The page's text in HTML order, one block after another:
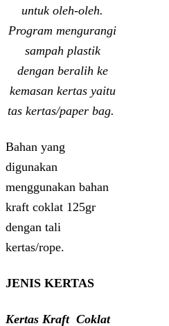
untuk oleh-oleh.
Program mengurangi
sampah plastik
dengan beralih ke
kemasan kertas yaitu
tas kertas/paper bag.
Bahan yang
digunakan
menggunakan bahan
kraft coklat 125gr
dengan tali
kertas/rope.
JENIS KERTAS
Kertas Kraft Coklat